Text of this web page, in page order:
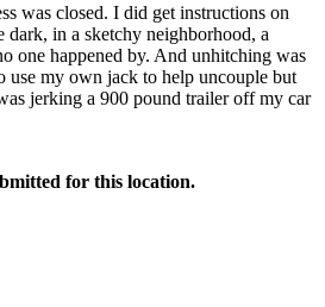
was closed. I did get instructions on
dark, in a sketchy neighborhood, a
one happened by. And unhitching was
use my own jack to help uncouple but
jerking a 900 pound trailer off my car
for this location.